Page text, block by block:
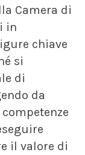
Camera di
in
chiave
si
di
da
il valore di